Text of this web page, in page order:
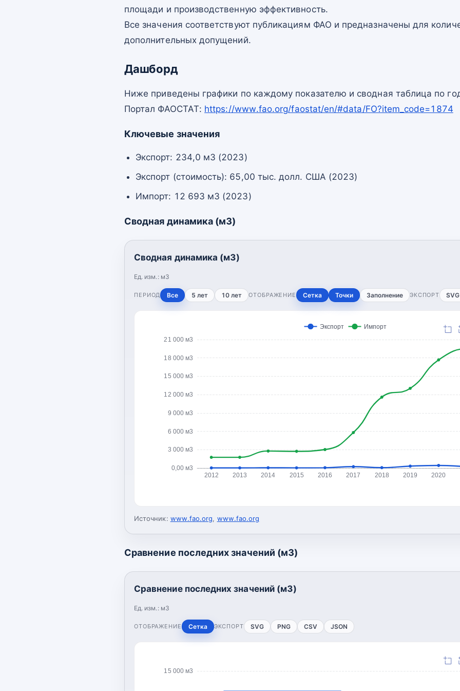
площади и производственную эффективность.
Все значения соответствуют публикациям ФАО и предназначены для
дополнительных допущений.
Дашборд
Ниже приведены графики по каждому показателю и сводная таблица по
Портал ФАОСТАТ: https://www.fao.org/faostat/en/#data/FO?item_code=1874
Ключевые значения
Экспорт: 234,0 м3 (2023)
Экспорт (стоимость): 65,00 тыс. долл. США (2023)
Импорт: 12 693 м3 (2023)
Сводная динамика (м3)
Сводная динамика (м3)
Ед. изм.: м3
ПЕРИОД Все 5 лет 10 лет ОТОБРАЖЕНИЕ Сетка Точки Заполнение ЭКСПОРТ SVG
0,00 м3
3 000 м3
6 000 м3
9 000 м3
12 000 м3
15 000 м3
18 000 м3
21 000 м3
2012 2013 2014 2015 2016 2017 2018 2019 2020
Экспорт Импорт
Источник: www.fao.org, www.fao.org
Сравнение последних значений (м3)
Сравнение последних значений (м3)
Ед. изм.: м3
ОТОБРАЖЕНИЕ Сетка ЭКСПОРТ SVG PNG CSV JSON
15 000 м3